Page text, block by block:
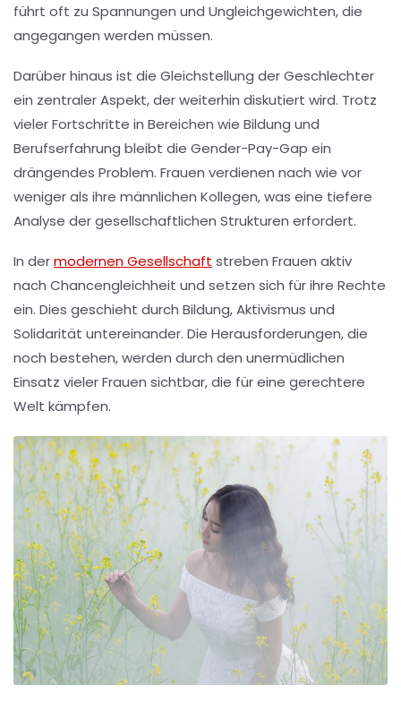
führt oft zu Spannungen und Ungleichgewichten, die
angegangen werden müssen.
Darüber hinaus ist die Gleichstellung der Geschlechter
ein zentraler Aspekt, der weiterhin diskutiert wird. Trotz
vieler Fortschritte in Bereichen wie Bildung und
Berufserfahrung bleibt die Gender-Pay-Gap ein
drängendes Problem. Frauen verdienen nach wie vor
weniger als ihre männlichen Kollegen, was eine tiefere
Analyse der gesellschaftlichen Strukturen erfordert.
In dermodernen Gesellschaft streben Frauen aktiv
nach Chancengleichheit und setzen sich für ihre Rechte
ein. Dies geschieht durch Bildung,Aktivismus und
Solidarität untereinander. Die Herausforderungen, die
noch bestehen, werden durch den unermüdlichen
Einsatz vieler Frauen sichtbar, die für eine gerechtere
Welt kämpfen.